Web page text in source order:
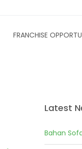
FRANCHISE
Latest
Bahan